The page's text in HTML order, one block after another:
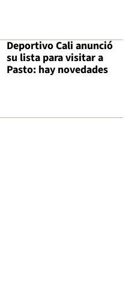
Deportivo Cali anunció
su lista para visitar a
Pasto: hay novedades